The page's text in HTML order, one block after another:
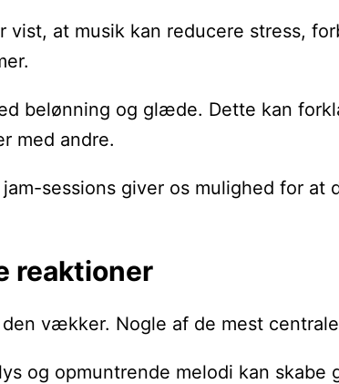
at musik kan reducere stress,
belønning og glæde. Dette kan
med andre.
sessions giver os mulighed for
reaktioner
vækker. Nogle af de mest
og opmuntrende melodi kan